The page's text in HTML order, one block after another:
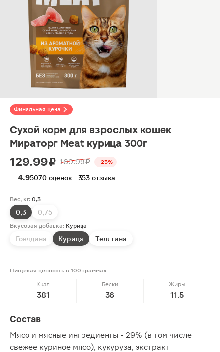
Финальная цена
Сухой корм для взрослых кошек
Мираторг Meat курица 300г
129.99 ₽ 169.99 ₽ -23%
4.95070 оценок · 353 отзыва
Вес, кг: 0,3
0,3 0,75
Вкусовая добавка: Курица
Говядина Курица Телятина
Пищевая ценность в 100 граммах
Ккал
381
Белки
36
Жиры
11.5
Состав
Мясо и мясные ингредиенты - 29% (в том числе
свежее куриное мясо), кукуруза, экстракт